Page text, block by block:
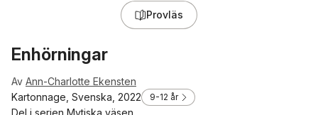
Provläs
Enhörningar
Av Ann-Charlotte Ekensten
Kartonnage, Svenska, 2022
9-12 år
Del i serien Mytiska väsen